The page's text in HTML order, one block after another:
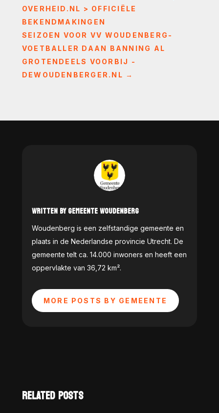
OVERHEID.NL > OFFICIËLE
BEKENDMAKINGEN
SEIZOEN VOOR VV WOUDENBERG-
VOETBALLER DAAN BANNING AL
GROTENDEELS VOORBIJ -
DEWOUDENBERGER.NL →
WRITTEN BY GEMEENTE WOUDENBERG
Woudenberg is een zelfstandige gemeente en
plaats in de Nederlandse provincie Utrecht. De
gemeente telt ca. 14.000 inwoners en heeft een
oppervlakte van 36,72 km².
MORE POSTS BY GEMEENTE
RELATED POSTS